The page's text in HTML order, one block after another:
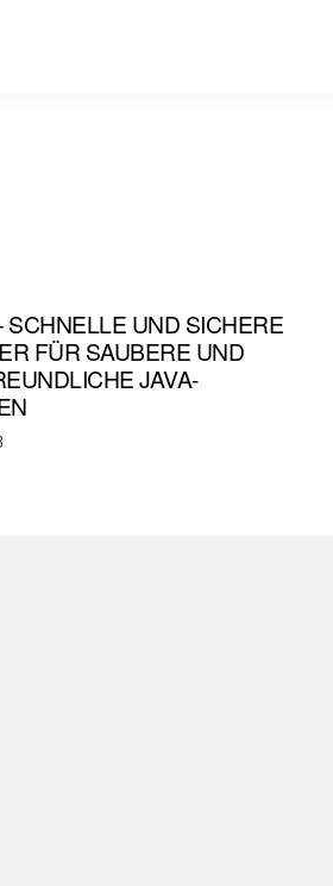
SCHNELLE UND SICHERE
FÜR SAUBERE UND
JAVA-